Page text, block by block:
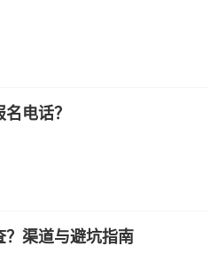
电话？
？渠道与避坑指南